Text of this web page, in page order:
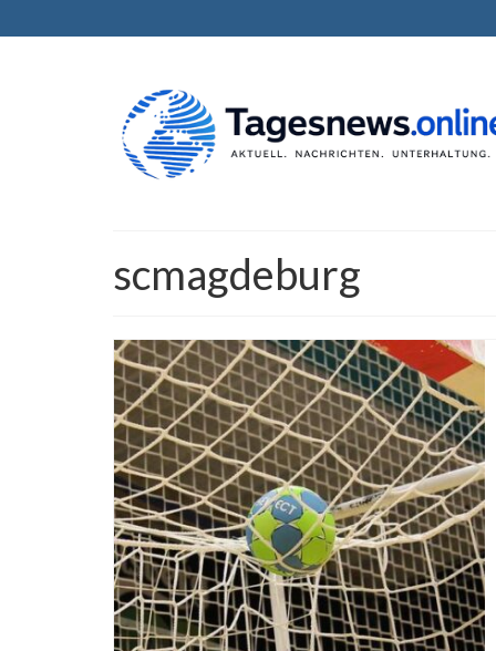
scmagdeburg